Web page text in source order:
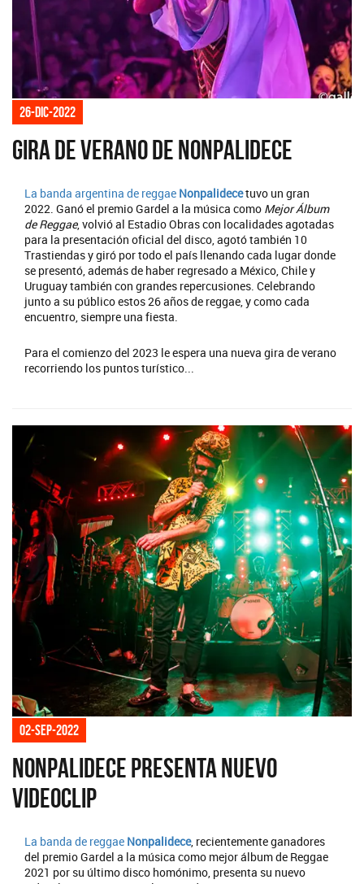
26-dic-2022
Gira de verano de Nonpalidece
La banda argentina de reggae Nonpalidecetuvo un gran
2022. Ganó el premio Gardel a la música como Mejor Álbum
de Reggae, volvió al Estadio Obras con localidades agotadas
para la presentación oficial del disco, agotó también 10
Trastiendas y giró por todo el país llenando cada lugar donde
se presentó, además de haber regresado a México, Chile y
Uruguay también con grandes repercusiones. Celebrando
junto a su público estos 26 años de reggae, y como cada
encuentro, siempre una fiesta.
Para el comienzo del 2023 le espera una nueva gira de verano
recorriendo los puntos turístico...
02-sep-2022
Nonpalidece presenta nuevo
videoclip
La banda de reggae Nonpalidece, recientemente ganadores
del premio Gardel a la música como mejor álbum de Reggae
2021 por su último disco homónimo, presenta su nuevo